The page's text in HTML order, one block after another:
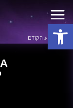
פתח סרגל נגישות
לאירוע הקודם
9